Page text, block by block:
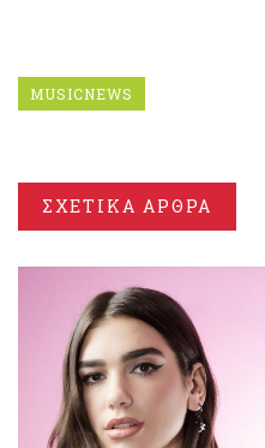
MUSICNEWS
ΣΧΕΤΙΚΑ ΑΡΘΡΑ